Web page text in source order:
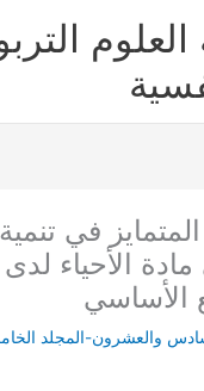
في
الأحياء
الأساسي
والعشرون-المجلد